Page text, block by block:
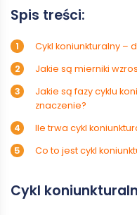
Spis treści:
Cykl koniunkturalny –
Jakie są mierniki
Jakie są fazy cyklu
znaczenie?
Ile trwa cykl
Co to jest cykl
Cykl